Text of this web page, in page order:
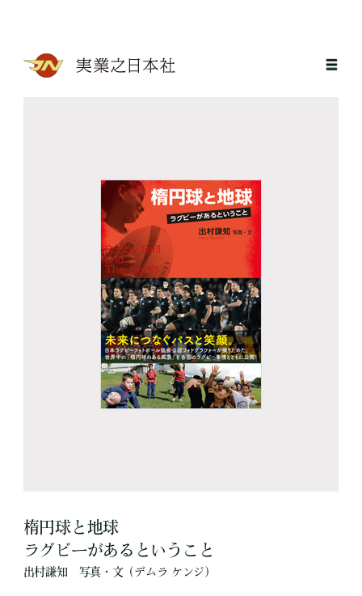
楕円球と地球
ラグビーがあるということ
出村謙知 写真・文（デムラ ケンジ）